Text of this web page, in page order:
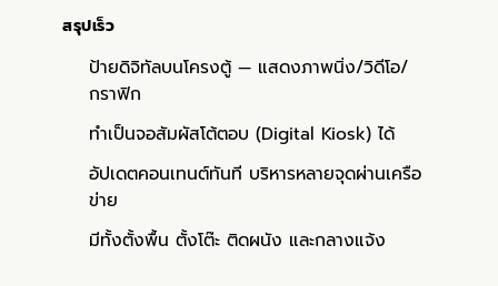
สรุปเร็ว
ป้ายดิจิทัลบนโครงตู้ — แสดงภาพนิ่ง/วิดีโอ/
กราฟิก
ทำเป็นจอสัมผัสโต้ตอบ (Digital Kiosk) ได้
อัปเดตคอนเทนต์ทันที บริหารหลายจุดผ่านเครือ
ข่าย
มีทั้งตั้งพื้น ตั้งโต๊ะ ติดผนัง และกลางแจ้ง